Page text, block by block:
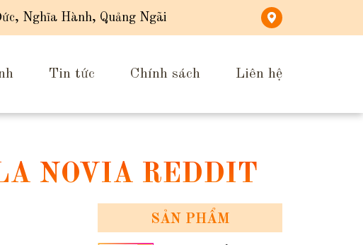
Nghĩa Hành, Quảng Ngãi
Tin tức Chính sách Liên hệ
NOVIA REDDIT
SẢN PHẨM